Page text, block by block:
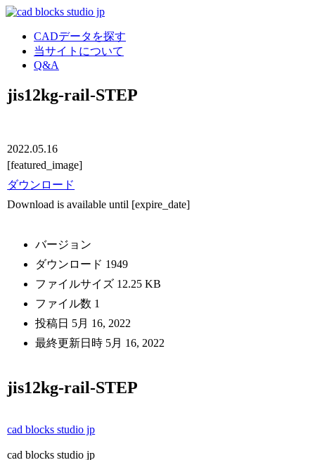
CADデータを探す
当サイトについて
Q&A
jis12kg-rail-STEP
2022.05.16
[featured_image]
ダウンロード
Download is available until [expire_date]
バージョン
ダウンロード 1949
ファイルサイズ 12.25 KB
ファイル数 1
投稿日 5月 16, 2022
最終更新日時 5月 16, 2022
jis12kg-rail-STEP
cad blocks studio jp
cad blocks studio jp